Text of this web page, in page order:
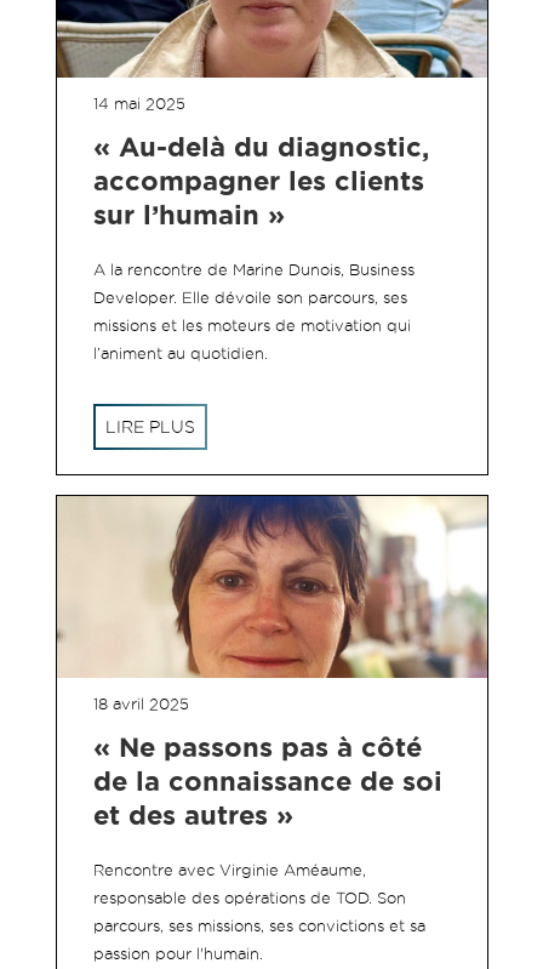
14 mai 2025
« Au-delà du diagnostic,
accompagner les clients
sur l’humain »
A la rencontre de Marine Dunois, Business
Developer. Elle dévoile son parcours, ses
missions et les moteurs de motivation qui
l’animent au quotidien.
LIRE PLUS
18 avril 2025
« Ne passons pas à côté
de la connaissance de soi
et des autres »
Rencontre avec Virginie Améaume,
responsable des opérations de TOD. Son
parcours, ses missions, ses convictions et sa
passion pour l'humain.